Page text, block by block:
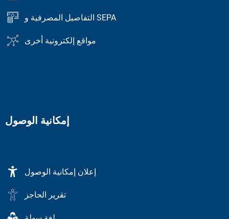
التفاصيل المصرفية و SEPA
مواقع إلكترونية أخرى
إمكانية الوصول
إعلان إمكانية الوصول
تقرير الحاجز